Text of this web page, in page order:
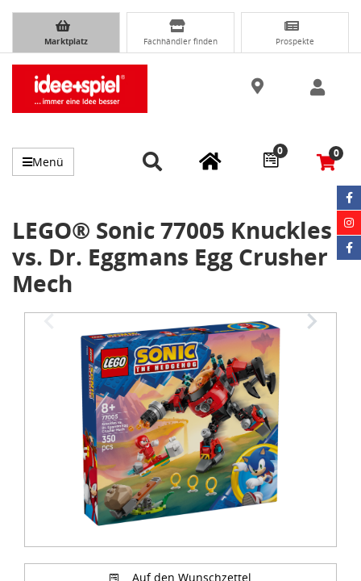
Marktplatz Fachhändler finden Prospekte
Menü
0 0
LEGO® Sonic 77005 Knuckles
vs. Dr. Eggmans Egg Crusher
Mech
Auf den Wunschzettel